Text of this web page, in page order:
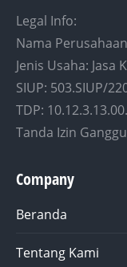
Legal Info:
Nama
Jenis Usaha: Jasa
SIUP: 503.SIUP/
TDP:
Tanda Izin
Company
Beranda
Tentang Kami